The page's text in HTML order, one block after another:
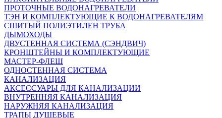
ПРОТОЧНЫЕ ВОДОНАГРЕВАТЕЛИ
ТЭН И КОМПЛЕКТУЮЩИЕ К ВОДОНАГРЕВАТЕЛЯМ
СШИТЫЙ ПОЛИЭТИЛЕН ТРУБА
ДЫМОХОДЫ
ДВУСТЕННАЯ СИСТЕМА (СЭНДВИЧ)
КРОНШТЕЙНЫ И КОМПЛЕКТУЮЩИЕ
МАСТЕР-ФЛЕШ
ОДНОСТЕННАЯ СИСТЕМА
КАНАЛИЗАЦИЯ
АКСЕССУАРЫ ДЛЯ КАНАЛИЗАЦИИ
ВНУТРЕННЯЯ КАНАЛИЗАЦИЯ
НАРУЖНЯЯ КАНАЛИЗАЦИЯ
ТРАПЫ ДУШЕВЫЕ